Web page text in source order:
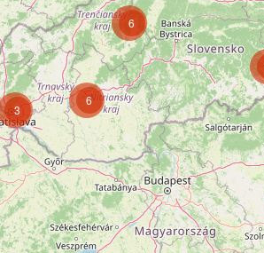
3
6
6